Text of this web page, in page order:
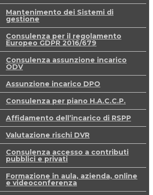
Mantenimento dei Sistemi di
gestione
Consulenza per il regolamento
Europeo GDPR 2016/679
Consulenza assunzione incarico
ODV
Assunzione incarico DPO
Consulenza per piano H.A.C.C.P.
Affidamento dell’incarico di RSPP
Valutazione rischi DVR
Consulenza accesso a contributi
pubblici e privati
Formazione in aula, azienda, online
e videoconferenza